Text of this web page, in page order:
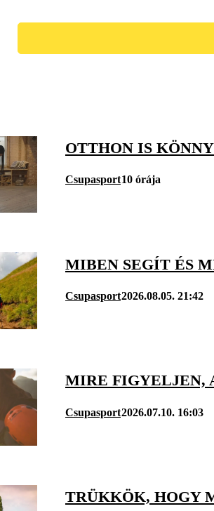
OTTHON IS
Csupasport10 órája
MIBEN SEGÍT ÉS
Csupasport2026.08.05. 21:42
MIRE FIGYELJEN,
Csupasport2026.07.10. 16:03
TRÜKKÖK, HOGY